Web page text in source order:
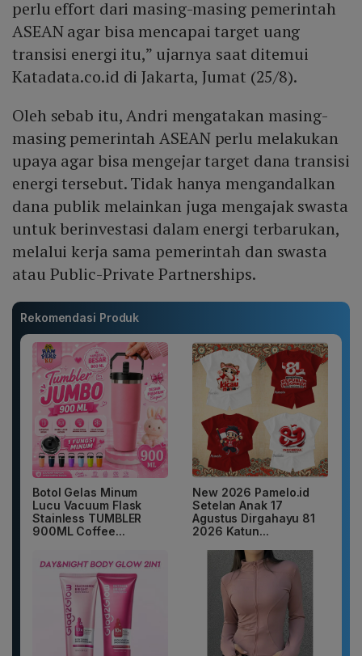
perlu effort dari masing-masing pemerintah
ASEAN agar bisa mencapai target uang
transisi energi itu,” ujarnya saat ditemui
Katadata.co.id di Jakarta, Jumat (25/8).
Oleh sebab itu, Andri mengatakan masing-
masing pemerintah ASEAN perlu melakukan
upaya agar bisa mengejar target dana transisi
energi tersebut. Tidak hanya mengandalkan
dana publik melainkan juga mengajak swasta
untuk berinvestasi dalam energi terbarukan,
melalui kerja sama pemerintah dan swasta
atau Public-Private Partnerships.
Rekomendasi Produk
Botol Gelas Minum
Lucu Vacuum Flask
Stainless TUMBLER
900ML Coffee...
New 2026 Pamelo.id
Setelan Anak 17
Agustus Dirgahayu 81
2026 Katun...